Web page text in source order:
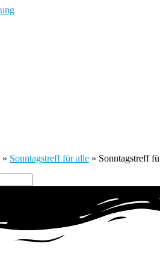
» Sonntagstreff für alle » Sonntagstreff